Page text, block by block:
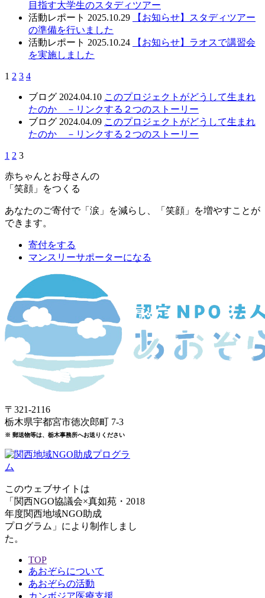
目指す大学生のスタディツアー
活動レポート 2025.10.29
【お知らせ】スタディツアー
の準備を行いました
活動レポート 2025.10.24
【お知らせ】ラオスで講習会
を実施しました
1 2 3 4
ブログ 2024.04.10 このプロジェクトがどうして生まれ
たのか －リンクする２つのストーリー
ブログ 2024.04.09 このプロジェクトがどうして生まれ
たのか －リンクする２つのストーリー
1 2 3
赤ちゃんとお母さんの
「笑顔」をつくる
あなたのご寄付で「涙」を減らし、「笑顔」を増やすことが
できます。
寄付をする
マンスリーサポーターになる
〒321-2116
栃木県宇都宮市徳次郎町 7-3
※ 郵送物等は、栃木事務所へお送りください
このウェブサイトは
「関西NGO協議会×真如苑・2018
年度関西地域NGO助成
プログラム」により制作しまし
た。
TOP
あおぞらについて
あおぞらの活動
カンボジア医療支援